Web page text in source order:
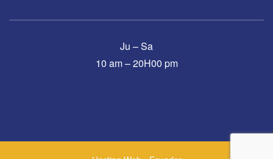
Ju – Sa
10 am – 20H00 pm